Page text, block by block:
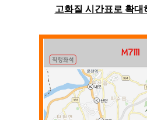
고화질 시간표로 확대